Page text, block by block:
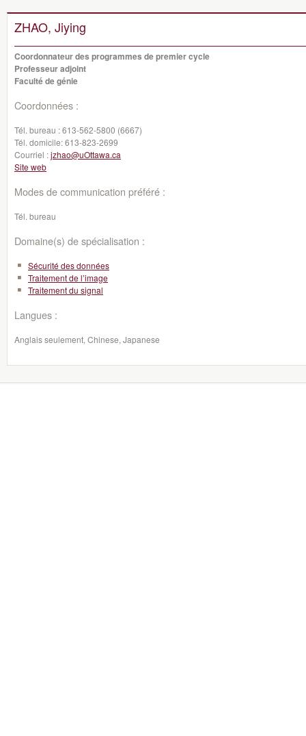
ZHAO, Jiying
Coordonnateur des programmes de premier cycle
Professeur adjoint
Faculté de génie
Coordonnées :
Tél. bureau :613-562-5800 (6667)
Tél. domicile:613-823-2699
Courriel :jzhao@uOttawa.ca
Site web
Modes de communication préféré :
Tél. bureau
Domaine(s) de spécialisation :
Sécurité des données
Traitement de l’image
Traitement du signal
Langues :
Anglais seulement, Chinese, Japanese